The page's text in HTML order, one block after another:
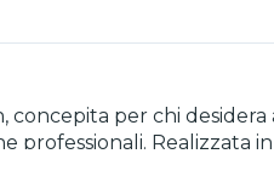
concepita per chi
professionali. Realizzata
LED integrata